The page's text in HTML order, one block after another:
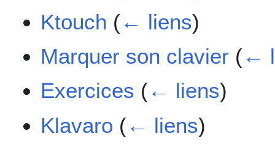
Ktouch (← liens)
Marquer son clavier (←
Exercices (← liens)
Klavaro (← liens)